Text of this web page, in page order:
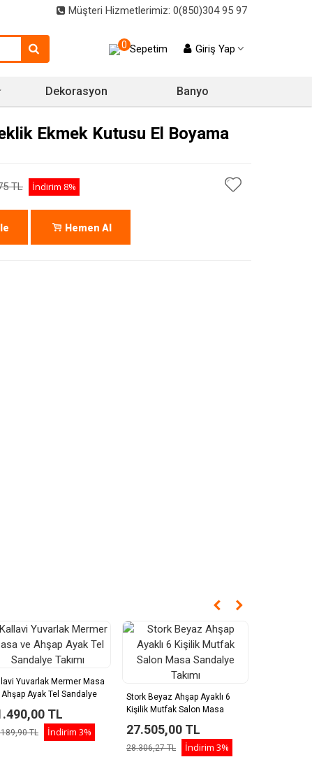
Müşteri Hizmetlerimiz: 0(850)304 95 97
0 Sepetim Giriş Yap
Dekorasyon Banyo
Ekmek Kutusu El Boyama
TL İndirim 8%
Hemen Al
Yuvarlak Mermer Masa
Ayak Tel Sandalye
TL
TL İndirim 3%
Stork Beyaz Ahşap Ayaklı 6
Kişilik Mutfak Salon Masa
27.505,00 TL
28.306,27 TL İndirim 3%